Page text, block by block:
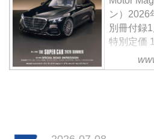
らではの
（Motor
掲載した
（MAZDA
200台限
な想いを
ン）2026
別冊付録
特別定価
【第一特